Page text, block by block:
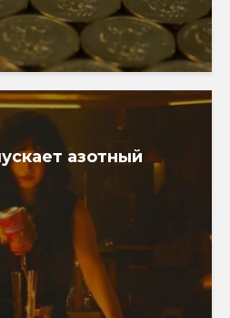
азотный